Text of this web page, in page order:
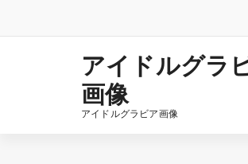
テ
アイドルグラ
画像
アイドルグラビア画像